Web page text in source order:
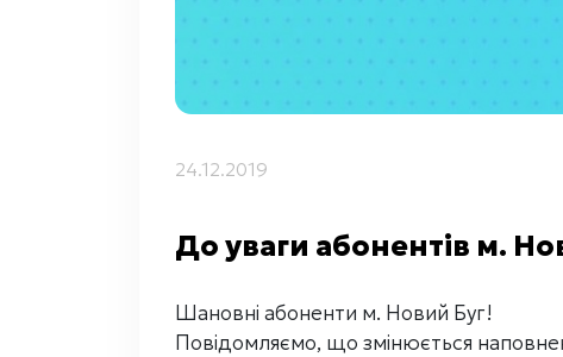
24.12.2019
До уваги абонентів м.
Шановні абоненти м. Новий Буг!
Повідомляємо, що змінюється